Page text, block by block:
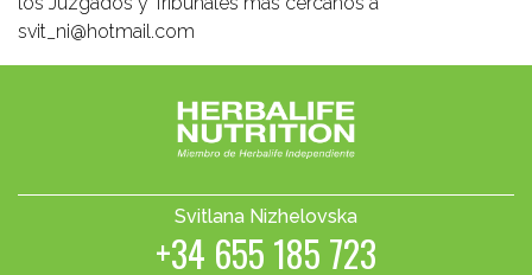
svit_ni@hotmail.com
Svitlana Nizhelovska
+34 655 185 723